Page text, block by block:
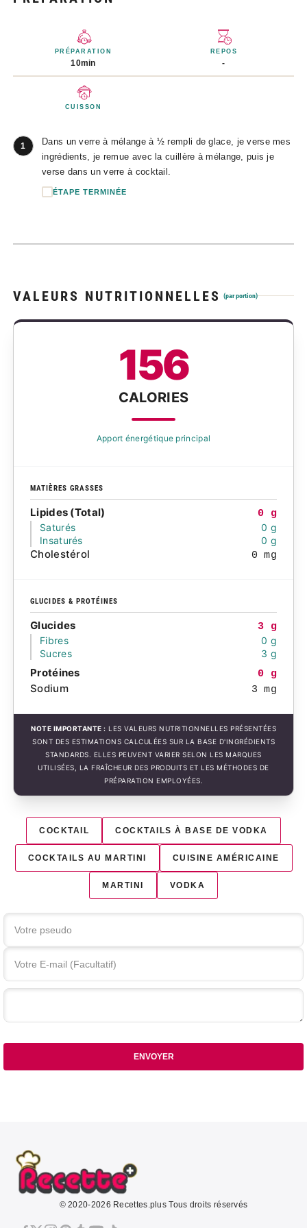
PRÉPARATION
10min
REPOS
-
CUISSON
1
Dans un verre à mélange à ½ rempli de glace, je verse mes
ingrédients, je remue avec la cuillère à mélange, puis je
verse dans un verre à cocktail.
ÉTAPE TERMINÉE
VALEURS NUTRITIONNELLES (par portion)
156
CALORIES
Apport énergétique principal
MATIÈRES GRASSES
Lipides (Total)
0 g
Saturés
0 g
Insaturés
0 g
Cholestérol 0 mg
GLUCIDES & PROTÉINES
Glucides
3 g
Fibres
0 g
Sucres
3 g
Protéines 0 g
Sodium 3 mg
NOTE IMPORTANTE : LES VALEURS NUTRITIONNELLES PRÉSENTÉES
SONT DES ESTIMATIONS CALCULÉES SUR LA BASE D'INGRÉDIENTS
STANDARDS. ELLES PEUVENT VARIER SELON LES MARQUES
UTILISÉES, LA FRAÎCHEUR DES PRODUITS ET LES MÉTHODES DE
PRÉPARATION EMPLOYÉES.
COCKTAIL COCKTAILS À BASE DE VODKA
COCKTAILS AU MARTINI CUISINE AMÉRICAINE
MARTINI VODKA
Votre commentaire
ENVOYER
© 2020-2026 Recettes.plus Tous droits réservés